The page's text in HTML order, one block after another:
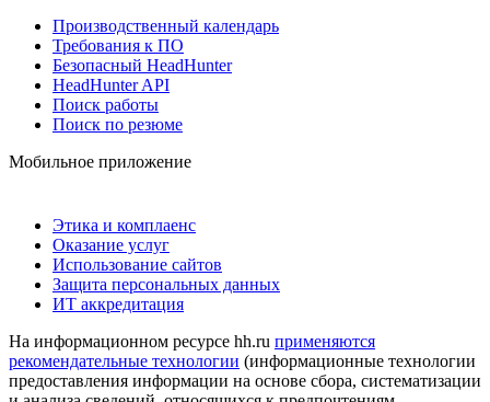
Производственный календарь
Требования к ПО
Безопасный HeadHunter
HeadHunter API
Поиск работы
Поиск по резюме
Мобильное приложение
Этика и комплаенс
Оказание услуг
Использование сайтов
Защита персональных данных
ИТ аккредитация
На информационном ресурсе hh.ru применяются
рекомендательные технологии (информационные технологии
предоставления информации на основе сбора, систематизации